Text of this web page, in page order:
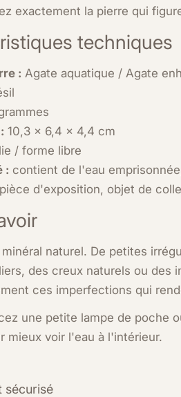
exactement la pierre qui
techniques
: Agate aquatique / Agate
10,3 x 6,4 x 4,4 cm
/ forme libre
: contient de l'eau
pièce d'exposition, objet de
naturel. De petites
des creux naturels ou des
ces imperfections qui
une petite lampe de poche
mieux voir l'eau à l'intérieur.
sécurisé